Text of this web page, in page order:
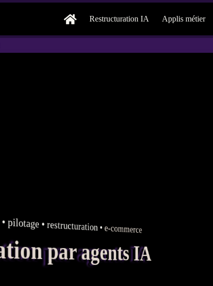
Restructuration IA Applis métier
pilotage• restructuration• e-commerce
par agents IA